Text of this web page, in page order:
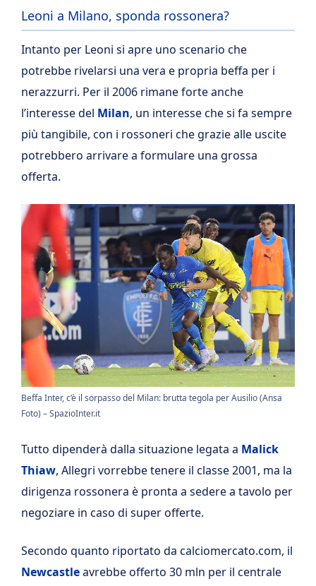
Leoni a Milano, sponda rossonera?
Intanto per Leoni si apre uno scenario che
potrebbe rivelarsi una vera e propria beffa per i
nerazzurri. Per il 2006 rimane forte anche
l’interesse del Milan, un interesse che si fa sempre
più tangibile, con i rossoneri che grazie alle uscite
potrebbero arrivare a formulare una grossa
offerta.
Beffa Inter, c’è il sorpasso del Milan: brutta tegola per Ausilio (Ansa
Foto) – SpazioInter.it
Tutto dipenderà dalla situazione legata a Malick
Thiaw, Allegri vorrebbe tenere il classe 2001, ma la
dirigenza rossonera è pronta a sedere a tavolo per
negoziare in caso di super offerte.
Secondo quanto riportato da calciomercato.com, il
Newcastleavrebbe offerto 30 mln per il centrale